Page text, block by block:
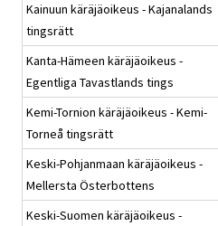
Kainuun käräjäoikeus - Kajanalands
tingsrätt
Kanta-Hämeen käräjäoikeus -
Egentliga Tavastlands tings
Kemi-Tornion käräjäoikeus - Kemi-
Torneå tingsrätt
Keski-Pohjanmaan käräjäoikeus -
Mellersta Österbottens
Keski-Suomen käräjäoikeus -